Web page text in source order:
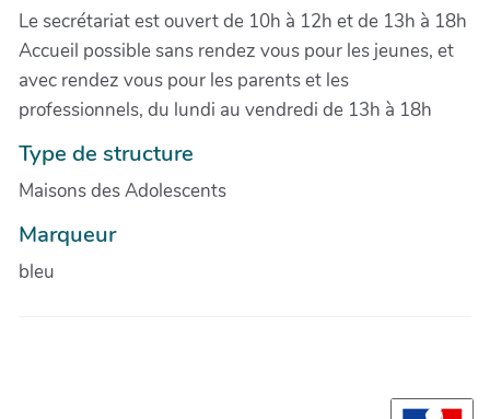
Le secrétariat est ouvert de 10h à 12h et de 13h à 18h
Accueil possible sans rendez vous pour les jeunes, et
avec rendez vous pour les parents et les
professionnels, du lundi au vendredi de 13h à 18h
Type de structure
Maisons des Adolescents
Marqueur
bleu